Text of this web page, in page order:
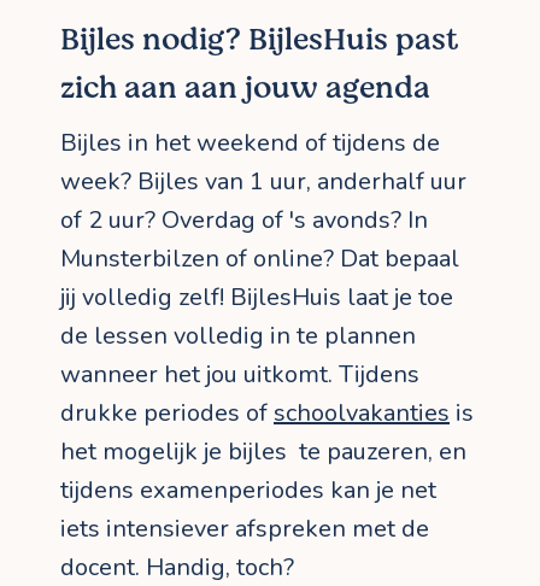
Bijles nodig? BijlesHuis past
zich aan aan jouw agenda
Bijles in het weekend of tijdens de
week? Bijles van 1 uur, anderhalf uur
of 2 uur? Overdag of 's avonds? In
Munsterbilzen of online? Dat bepaal
jij volledig zelf! BijlesHuis laat je toe
de lessen volledig in te plannen
wanneer het jou uitkomt. Tijdens
drukke periodes of schoolvakanties is
het mogelijk je bijles te pauzeren, en
tijdens examenperiodes kan je net
iets intensiever afspreken met de
docent. Handig, toch?